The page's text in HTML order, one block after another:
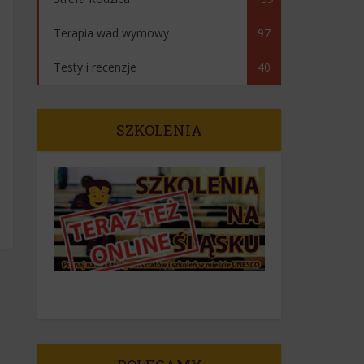
Terapia wad wymowy 97
Testy i recenzje 40
SZKOLENIA